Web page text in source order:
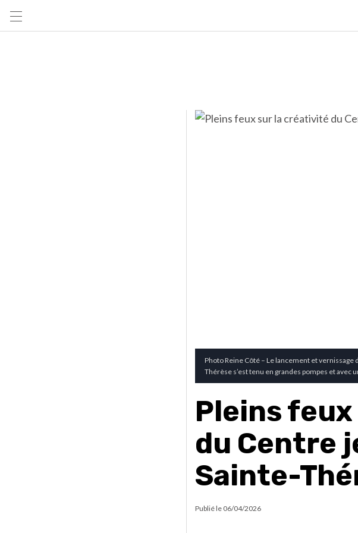
Photo Reine Côté – Le lancement et
Thérèse s’est tenu en grandes pompes et avec
Pleins
du Centre
Sainte-
Publié le 06/04/2026